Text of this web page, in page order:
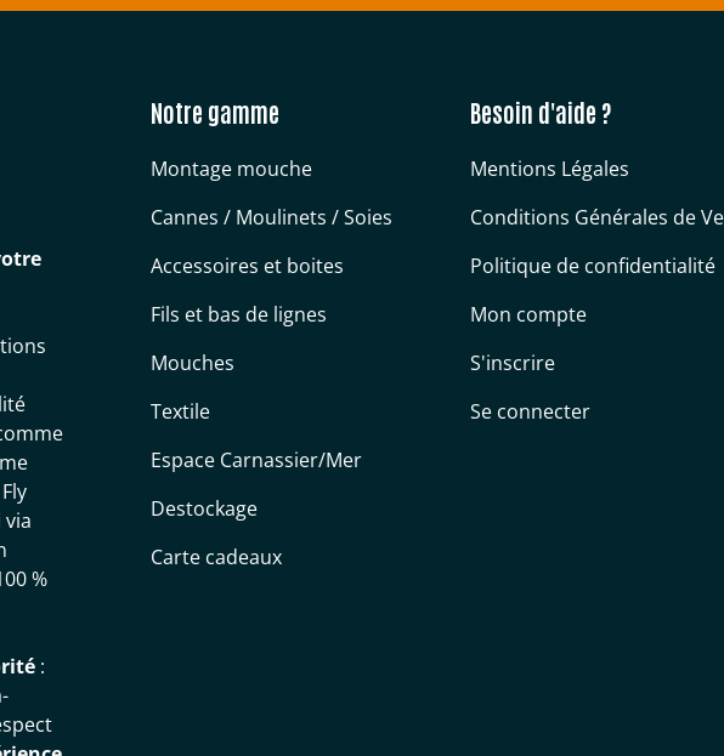
via
%
:
Notre gamme
Montage mouche
Cannes / Moulinets / Soies
Accessoires et boites
Fils et bas de lignes
Mouches
Textile
Espace Carnassier/Mer
Destockage
Carte cadeaux
Besoin d'aide ?
Mentions Légales
Conditions Générales de
Politique de confidentialité
Mon compte
S'inscrire
Se connecter